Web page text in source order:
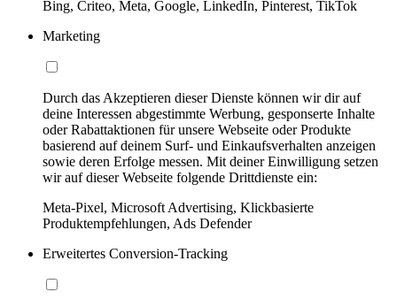
Bing, Criteo, Meta, Google, LinkedIn, Pinterest, TikTok
Marketing
Durch das Akzeptieren dieser Dienste können wir dir auf
deine Interessen abgestimmte Werbung, gesponserte Inhalte
oder Rabattaktionen für unsere Webseite oder Produkte
basierend auf deinem Surf- und Einkaufsverhalten anzeigen
sowie deren Erfolge messen. Mit deiner Einwilligung setzen
wir auf dieser Webseite folgende Drittdienste ein:
Meta-Pixel, Microsoft Advertising, Klickbasierte
Produktempfehlungen, Ads Defender
Erweitertes Conversion-Tracking